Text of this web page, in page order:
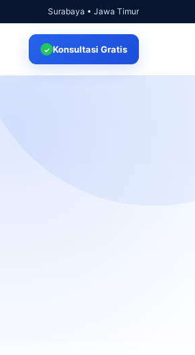
Surabaya • Jawa Timur
✓ Konsultasi Gratis